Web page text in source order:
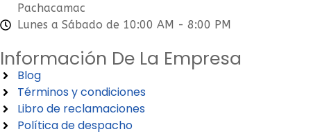
Pachacamac
Lunes a Sábado de 10:00 AM - 8:00 PM
Información De La Empresa
Blog
Términos y condiciones
Libro de reclamaciones
Política de despacho